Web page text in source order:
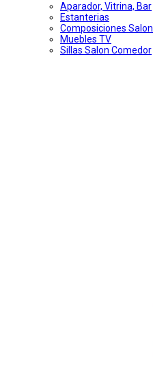
Aparador, Vitrina, Bar
Estanterias
Composiciones Salon
Muebles TV
Sillas Salon Comedor